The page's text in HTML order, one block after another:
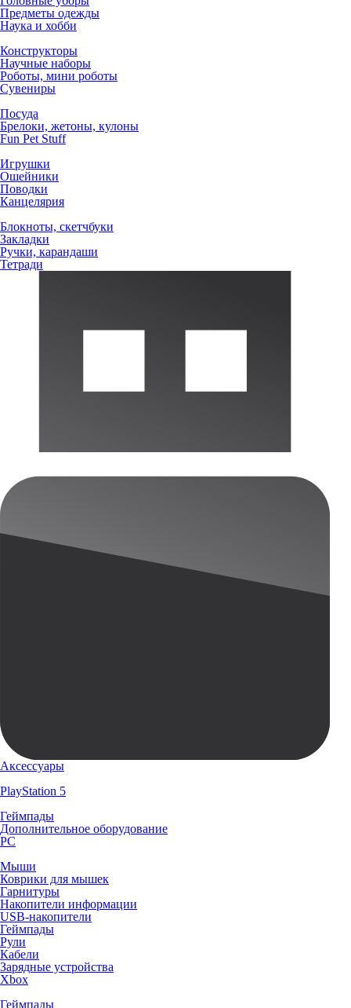
Предметы одежды
Наука и хобби
Конструкторы
Научные наборы
Роботы, мини роботы
Сувениры
Посуда
Брелоки, жетоны, кулоны
Fun Pet Stuff
Игрушки
Ошейники
Поводки
Канцелярия
Блокноты, скетчбуки
Закладки
Ручки, карандаши
Тетради
Аксессуары
PlayStation 5
Геймпады
Дополнительное оборудование
PC
Мыши
Коврики для мышек
Гарнитуры
Накопители информации
USB-накопители
Геймпады
Рули
Кабели
Зарядные устройства
Xbox
Геймпады